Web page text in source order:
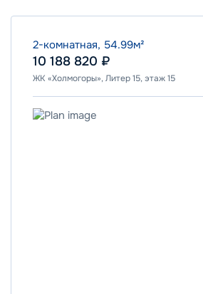
2-комнатная, 54.99м²
10 188 820 ₽
ЖК «Холмогоры», Литер 15, этаж 15